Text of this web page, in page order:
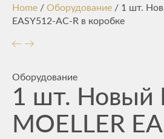
Home / Оборудование / 1 шт.
EASY512-AC-R в коробке
Оборудование
1 шт. Новый
MOELLER